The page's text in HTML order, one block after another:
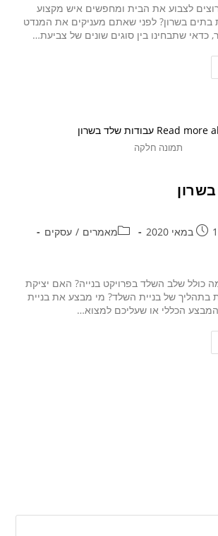
לצבוע את הבית ומחפשים איש מקצוע
בתים בשרון? לפני שאתם מעניקים את המנדט
כדאי שתבחינו בין סוגים שונים של צביעת…
תמונה חלקה
מאמרים / עסקים
כולל שלב השלד בפרויקט בנייה? האם יציקת
בתהליך של בניית השלד? מי מבצע את בניית
הכללי או שעליכם למצוא…